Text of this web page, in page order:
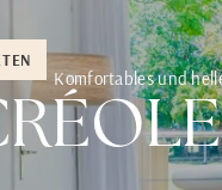
Komfortables und